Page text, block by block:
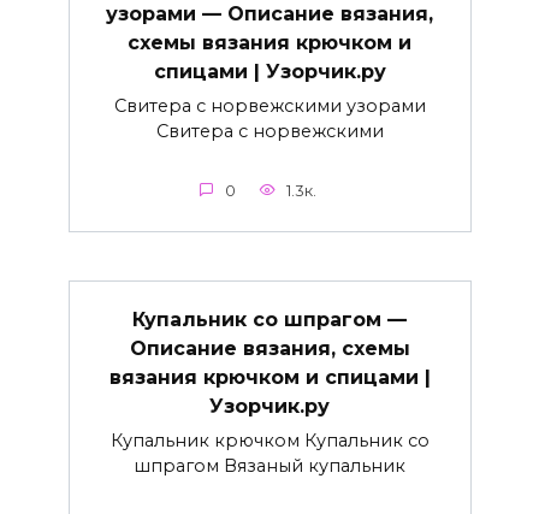
узорами — Описание вязания,
схемы вязания крючком и
спицами | Узорчик.ру
Свитера с норвежскими узорами
Свитера с норвежскими
0 1.3к.
Купальник со шпрагом —
Описание вязания, схемы
вязания крючком и спицами |
Узорчик.ру
Купальник крючком Купальник со
шпрагом Вязаный купальник